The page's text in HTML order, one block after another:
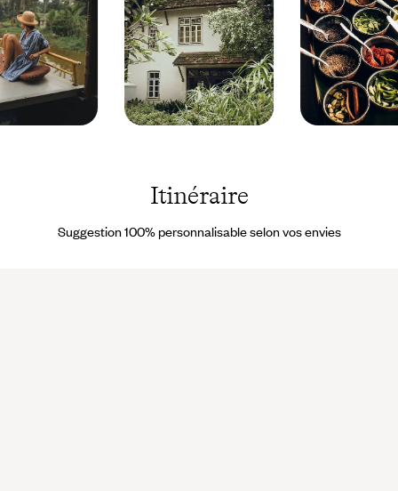
le remplir : partir à la rencontre des dauphins, dîner en privé sur
la plage… Tout cela est possible, et même probable, pourvu qu'on
en retire des souvenirs pour toute la vie.
Itinéraire
Suggestion 100% personnalisable selon vos envies